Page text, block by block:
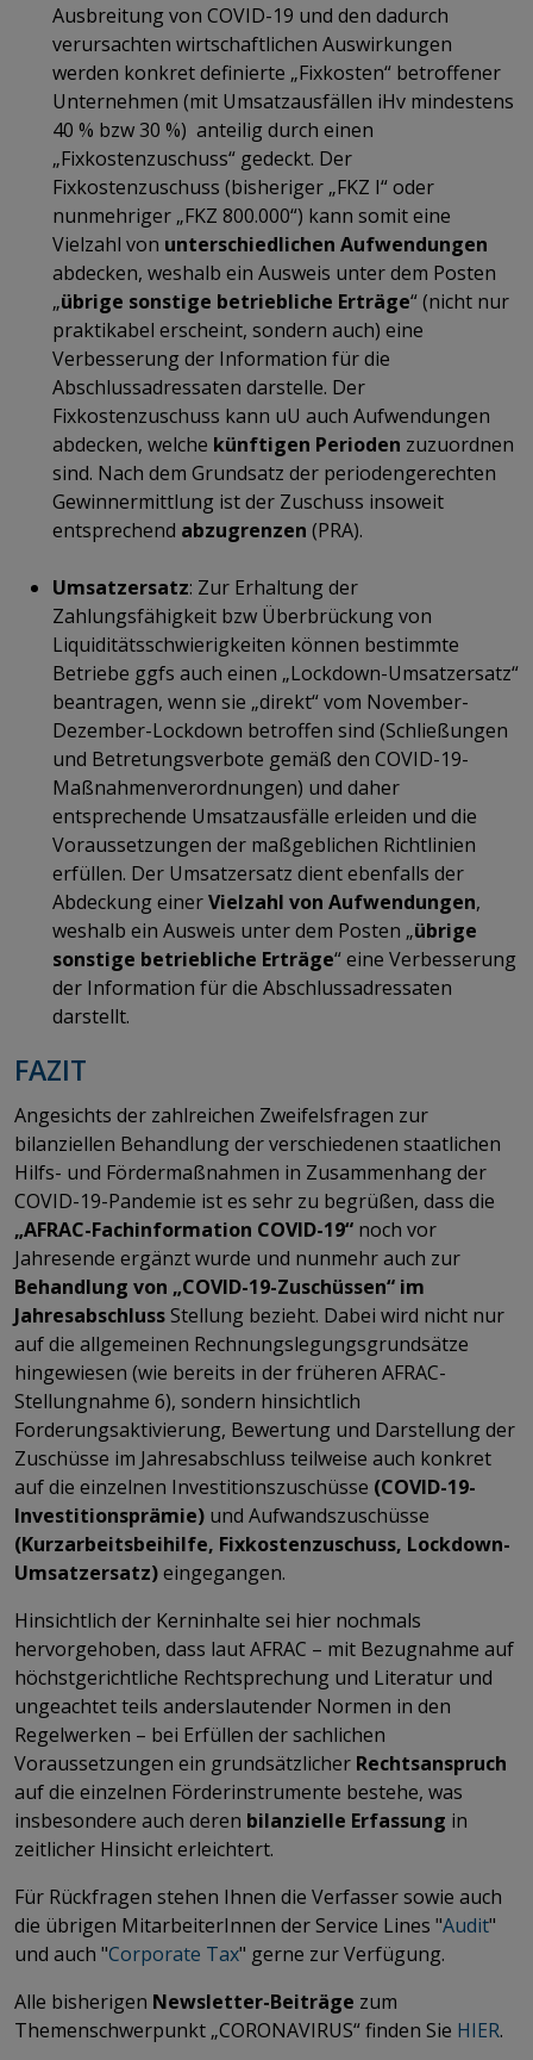
Ausbreitung von COVID-19 und den dadurch
verursachten wirtschaftlichen Auswirkungen
werden konkret definierte „Fixkosten“ betroffener
Unternehmen (mit Umsatzausfällen iHv mindestens
40 % bzw 30 %) anteilig durch einen
„Fixkostenzuschuss“ gedeckt. Der
Fixkostenzuschuss (bisheriger „FKZ I“ oder
nunmehriger „FKZ 800.000“) kann somit eine
Vielzahl von unterschiedlichen Aufwendungen
abdecken, weshalb ein Ausweis unter dem Posten
„übrige sonstige betriebliche Erträge“ (nicht nur
praktikabel erscheint, sondern auch) eine
Verbesserung der Information für die
Abschlussadressaten darstelle. Der
Fixkostenzuschuss kann uU auch Aufwendungen
abdecken, welche künftigen Perioden zuzuordnen
sind. Nach dem Grundsatz der periodengerechten
Gewinnermittlung ist der Zuschuss insoweit
entsprechend abzugrenzen (PRA).
Umsatzersatz: Zur Erhaltung der
Zahlungsfähigkeit bzw Überbrückung von
Liquiditätsschwierigkeiten können bestimmte
Betriebe ggfs auch einen „Lockdown-Umsatzersatz“
beantragen, wenn sie „direkt“ vom November-
Dezember-Lockdown betroffen sind (Schließungen
und Betretungsverbote gemäß den COVID-19-
Maßnahmenverordnungen) und daher
entsprechende Umsatzausfälle erleiden und die
Voraussetzungen der maßgeblichen Richtlinien
erfüllen. Der Umsatzersatz dient ebenfalls der
Abdeckung einerVielzahl von Aufwendungen,
weshalb ein Ausweis unter dem Posten „übrige
sonstige betriebliche Erträge“ eine Verbesserung
der Information für die Abschlussadressaten
darstellt.
FAZIT
Angesichts der zahlreichen Zweifelsfragen zur
bilanziellen Behandlung der verschiedenen staatlichen
Hilfs- und Fördermaßnahmen in Zusammenhang der
COVID-19-Pandemie ist es sehr zu begrüßen, dass die
„AFRAC-Fachinformation COVID-19“ noch vor
Jahresende ergänzt wurde und nunmehr auch zur
Behandlung von „COVID-19-Zuschüssen“ im
JahresabschlussStellung bezieht. Dabei wird nicht nur
auf die allgemeinen Rechnungslegungsgrundsätze
hingewiesen (wie bereits in der früheren AFRAC-
Stellungnahme 6), sondern hinsichtlich
Forderungsaktivierung, Bewertung und Darstellung der
Zuschüsse im Jahresabschluss teilweise auch konkret
auf die einzelnen Investitionszuschüsse (COVID-19-
Investitionsprämie) und Aufwandszuschüsse
(Kurzarbeitsbeihilfe, Fixkostenzuschuss, Lockdown-
Umsatzersatz)eingegangen.
Hinsichtlich der Kerninhalte sei hier nochmals
hervorgehoben, dass laut AFRAC – mit Bezugnahme auf
höchstgerichtliche Rechtsprechung und Literatur und
ungeachtet teils anderslautender Normen in den
Regelwerken – bei Erfüllen der sachlichen
Voraussetzungen ein grundsätzlicher Rechtsanspruch
auf die einzelnen Förderinstrumente bestehe, was
insbesondere auch deren bilanzielle Erfassung in
zeitlicher Hinsicht erleichtert.
Für Rückfragen stehen Ihnen die Verfasser sowie auch
die übrigen MitarbeiterInnen der Service Lines "Audit"
und auch "Corporate Tax​​​​​​​" gerne zur Verfügung.
Alle bisherigen Newsletter-Beiträge zum
Themenschwerpunkt „CORONAVIRUS“ finden Sie HIER.